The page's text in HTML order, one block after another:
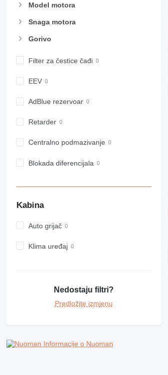
938
950
955
963
972
973
982
990
C-series
CS
E-series
RM
Model motora
Snaga motora
Gorivo
Filter za čestice čađi
EEV
AdBlue rezervoar
Retarder
Centralno podmazivanje
Blokada diferencijala
Kabina
Auto grijač
Klima uređaj
Nedostaju filtri?
Predložite izmjenu
Informacije o Nuoman